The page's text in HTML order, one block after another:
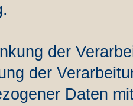
der
der
Daten